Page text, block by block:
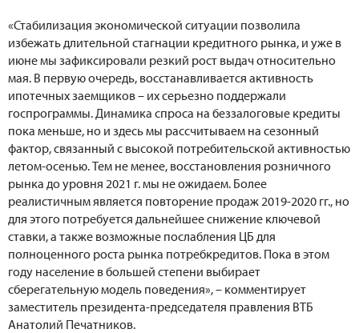
«Стабилизация экономической ситуации позволила
избежать длительной стагнации кредитного рынка, и уже в
июне мы зафиксировали резкий рост выдач относительно
мая. В первую очередь, восстанавливается активность
ипотечных заемщиков – их серьезно поддержали
госпрограммы. Динамика спроса на беззалоговые кредиты
пока меньше, но и здесь мы рассчитываем на сезонный
фактор, связанный с высокой потребительской активностью
летом-осенью. Тем не менее, восстановления розничного
рынка до уровня 2021 г. мы не ожидаем. Более
реалистичным является повторение продаж 2019-2020 гг., но
для этого потребуется дальнейшее снижение ключевой
ставки, а также возможные послабления ЦБ для
полноценного роста рынка потребкредитов. Пока в этом
году население в большей степени выбирает
сберегательную модель поведения», – комментирует
заместитель президента-председателя правления ВТБ
Анатолий Печатников.